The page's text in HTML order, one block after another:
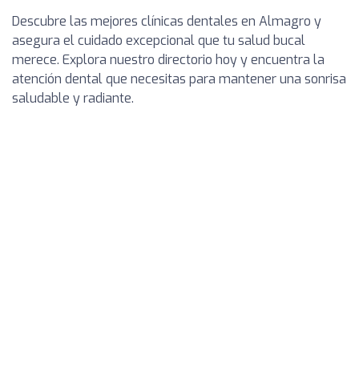
Descubre las mejores clínicas dentales en Almagro y
asegura el cuidado excepcional que tu salud bucal
merece. Explora nuestro directorio hoy y encuentra la
atención dental que necesitas para mantener una sonrisa
saludable y radiante.